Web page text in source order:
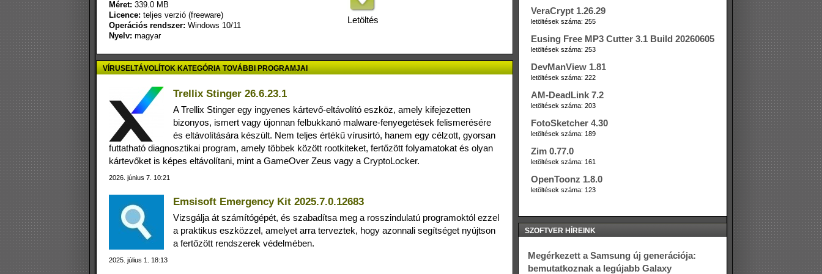
Méret: 339.0 MB
Licence: teljes verzió (freeware)
Operációs rendszer: Windows 10/11
Nyelv: magyar
Letöltés
VÍRUSELTÁVOLÍTOK KATEGÓRIA TOVÁBBI PROGRAMJAI
Trellix Stinger 26.6.23.1
A Trellix Stinger egy ingyenes kártevő-eltávolító eszköz, amely kifejezetten
bizonyos, ismert vagy újonnan felbukkanó malware‑fenyegetések felismerésére
és eltávolítására készült. Nem teljes értékű vírusirtó, hanem egy célzott, gyorsan
futtatható diagnosztikai program, amely többek között rootkiteket, fertőzött folyamatokat és olyan
kártevőket is képes eltávolítani, mint a GameOver Zeus vagy a CryptoLocker.
2026. június 7. 10:21
Emsisoft Emergency Kit 2025.7.0.12683
Vizsgálja át számítógépét, és szabadítsa meg a rosszindulatú programoktól ezzel
a praktikus eszközzel, amelyet arra terveztek, hogy azonnali segítséget nyújtson
a fertőzött rendszerek védelmében.
2025. július 1. 18:13
VeraCrypt 1.26.29
letöltések száma: 255
Eusing Free MP3 Cutter 3.1 Build 20260605
letöltések száma: 253
DevManView 1.81
letöltések száma: 222
AM-DeadLink 7.2
letöltések száma: 203
FotoSketcher 4.30
letöltések száma: 189
Zim 0.77.0
letöltések száma: 161
OpenToonz 1.8.0
letöltések száma: 123
SZOFTVER HÍREINK
Megérkezett a Samsung új generációja:
bemutatkoznak a legújabb Galaxy